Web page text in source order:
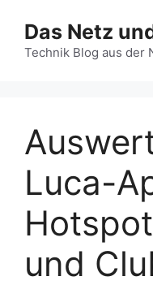
Inhalt
springen
Das Netz
Technik Blog aus der
Luca-
und